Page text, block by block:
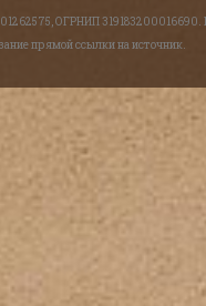
ОГРНИП 319183200016690.
прямой ссылки на источник.